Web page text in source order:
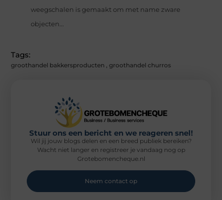
weegschalen is gemaakt om met name zware
objecten...
Tags:
groothandel bakkersproducten ,groothandel churros
Stuur ons een bericht en we reageren snel!
Wil jij jouw blogs delen en een breed publiek bereiken?
Wacht niet langer en registreer je vandaag nog op
Grotebomencheque.nl
Neem contact op